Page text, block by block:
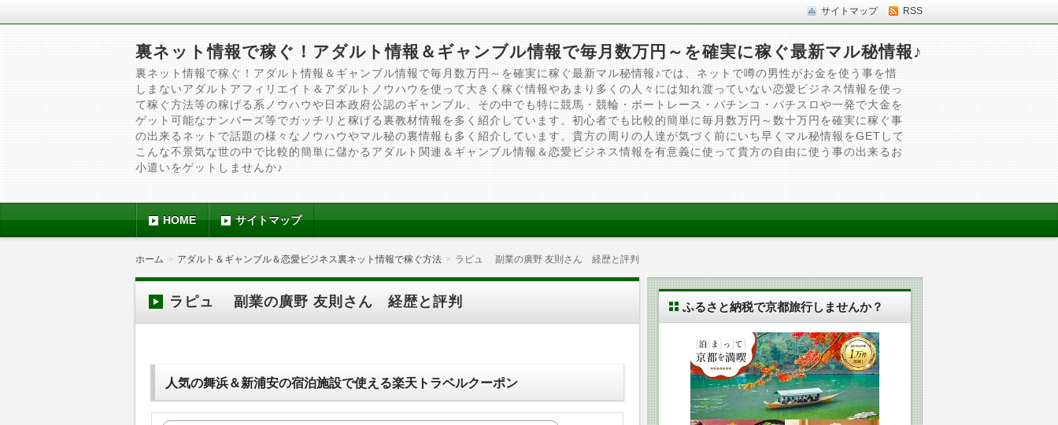
サイトマップ RSS
裏ネット情報で稼ぐ！アダルト情報＆ギャンブル情報で毎月数万円～を確実に稼ぐ最新マル秘情報♪
裏ネット情報で稼ぐ！アダルト情報＆ギャンブル情報で毎月数万円～を確実に稼ぐ最新マル秘情報♪では、ネットで噂の男性がお金を使う事を惜
しまないアダルトアフィリエイト＆アダルトノウハウを使って大きく稼ぐ情報やあまり多くの人々には知れ渡っていない恋愛ビジネス情報を使っ
て稼ぐ方法等の稼げる系ノウハウや日本政府公認のギャンブル、その中でも特に競馬・競輪・ボートレース・パチンコ・パチスロや一発で大金を
ゲット可能なナンバーズ等でガッチリと稼げる裏教材情報を多く紹介しています。初心者でも比較的簡単に毎月数万円～数十万円を確実に稼ぐ事
の出来るネットで話題の様々なノウハウやマル秘の裏情報も多く紹介しています。貴方の周りの人達が気づく前にいち早くマル秘情報をGETして
こんな不景気な世の中で比較的簡単に儲かるアダルト関連＆ギャンブル情報＆恋愛ビジネス情報を有意義に使って貴方の自由に使う事の出来るお
小遣いをゲットしませんか♪
HOME サイトマップ
ホーム アダルト＆ギャンブル＆恋愛ビジネス裏ネット情報で稼ぐ方法 ラピュ 副業の廣野 友則さん 経歴と評判
ラピュ 副業の廣野 友則さん 経歴と評判
人気の舞浜＆新浦安の宿泊施設で使える楽天トラベルクーポン
ふるさと納税で京都旅行しませんか？